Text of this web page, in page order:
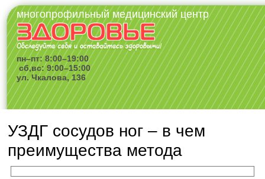
многопрофильный медицинский центр
пн–пт: 8:00–19:00
сб,вс: 9:00–15:00
ул. Чкалова, 136
УЗДГ сосудов ног – в чем
преимущества метода